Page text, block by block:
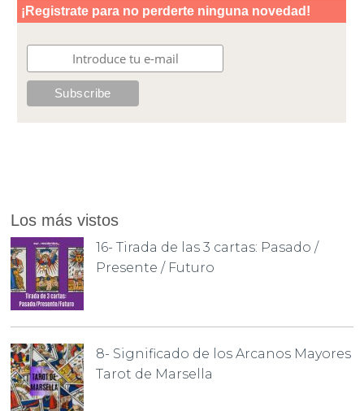
Los más vistos
16- Tirada de las 3 cartas: Pasado /
Presente / Futuro
8- Significado de los Arcanos Mayores
Tarot de Marsella